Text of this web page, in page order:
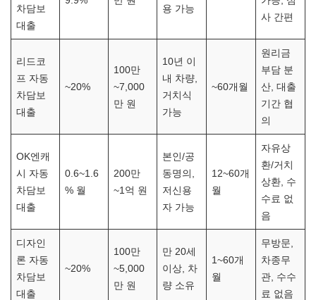
차담보
대출
용 가능
사 간편
리드코
프 자동
차담보
대출
~20%
100만
~7,000
만 원
10년 이
내 차량,
거치식
가능
~60개월
원리금
부담 분
산, 대출
기간 협
의
OK엔캐
시 자동
차담보
대출
0.6~1.6
% 월
200만
~1억 원
본인/공
동명의,
저신용
자 가능
12~60개
월
자유상
환/거치
상환, 수
수료 없
음
디자인
론 자동
차담보
대출
~20%
100만
~5,000
만 원
만 20세
이상, 차
량 소유
1~60개
월
무방문,
차종무
관, 수수
료 없음